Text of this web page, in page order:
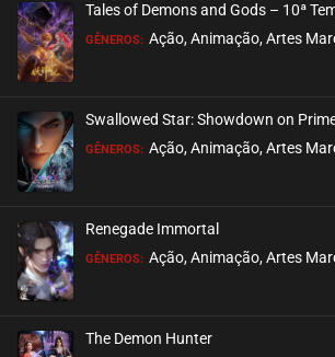
Tales of Demons and Gods – 10ª
GÊNEROS: Ação, Animação, Artes
Swallowed Star: Showdown on
GÊNEROS: Ação, Animação, Artes
Renegade Immortal
GÊNEROS: Ação, Animação, Artes
The Demon Hunter